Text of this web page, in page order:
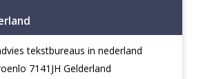
tekstbureaus in nederland
7141JH Gelderland